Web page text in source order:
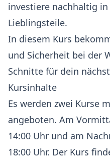
investiere nachhaltig
Lieblingsteile.
In diesem Kurs
und Sicherheit bei der
Schnitte für dein
Kursinhalte
Es werden zwei Kurse
angeboten. Am
14:00 Uhr und am
18:00 Uhr. Der Kurs